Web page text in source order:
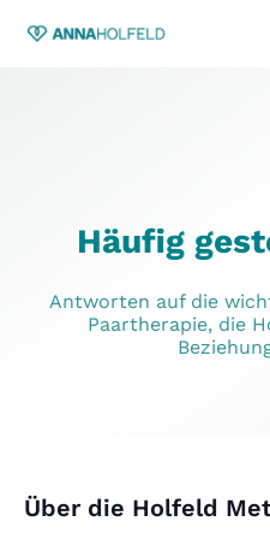
Häufig
Antworten auf die
Paartherapie, die
Über die Holfeld